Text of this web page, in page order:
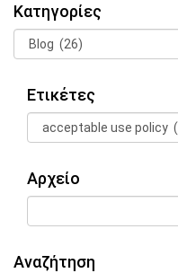
Κατηγορίες
Ετικέτες
Αρχείο
Αναζήτηση